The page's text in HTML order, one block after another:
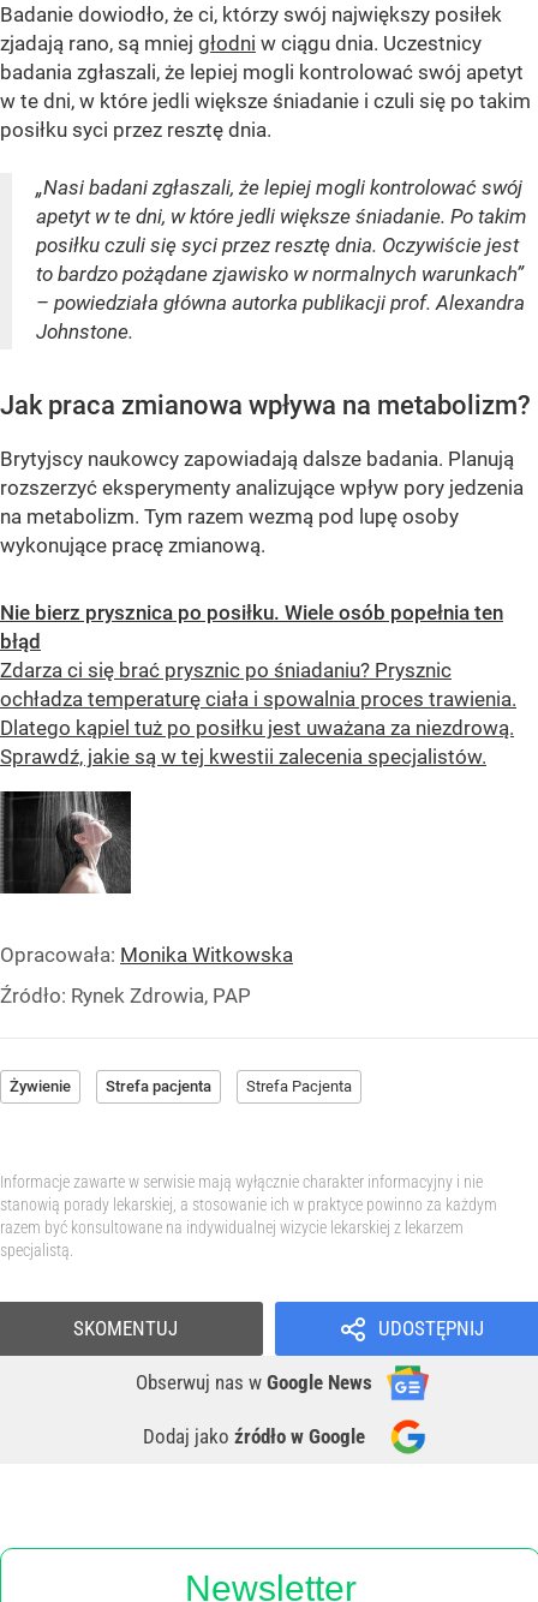
Badanie dowiodło, że ci, którzy swój największy posiłek
zjadają rano, są mniej głodni w ciągu dnia. Uczestnicy
badania zgłaszali, że lepiej mogli kontrolować swój apetyt
w te dni, w które jedli większe śniadanie i czuli się po takim
posiłku syci przez resztę dnia.
„Nasi badani zgłaszali, że lepiej mogli kontrolować swój
apetyt w te dni, w które jedli większe śniadanie. Po takim
posiłku czuli się syci przez resztę dnia. Oczywiście jest
to bardzo pożądane zjawisko w normalnych warunkach”
– powiedziała główna autorka publikacji prof. Alexandra
Johnstone.
Jak praca zmianowa wpływa na metabolizm?
Brytyjscy naukowcy zapowiadają dalsze badania. Planują
rozszerzyć eksperymenty analizujące wpływ pory jedzenia
na metabolizm. Tym razem wezmą pod lupę osoby
wykonujące pracę zmianową.
Nie bierz prysznica po posiłku. Wiele osób popełnia ten
błąd
Zdarza ci się brać prysznic po śniadaniu? Prysznic
ochładza temperaturę ciała i spowalnia proces trawienia.
Dlatego kąpiel tuż po posiłku jest uważana za niezdrową.
Sprawdź, jakie są w tej kwestii zalecenia specjalistów.
Opracowała: Monika Witkowska
Źródło: Rynek Zdrowia, PAP
Żywienie Strefa pacjenta Strefa Pacjenta
Informacje zawarte w serwisie mają wyłącznie charakter informacyjny i nie
stanowią porady lekarskiej, a stosowanie ich w praktyce powinno za każdym
razem być konsultowane na indywidualnej wizycie lekarskiej z lekarzem
specjalistą.
UDOSTĘPNIJ
Obserwuj nas w Google News
Dodaj jako źródło w Google
SKOMENTUJ
Newsletter